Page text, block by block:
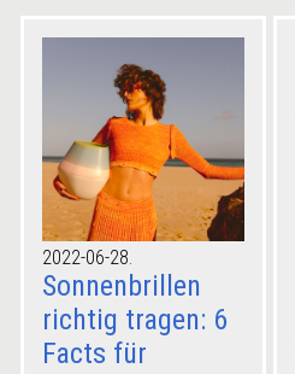
2022-06-28.
Sonnenbrillen
richtig tragen: 6
Facts für